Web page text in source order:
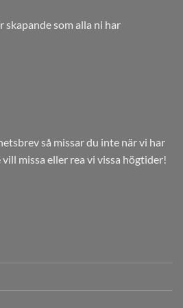
skapande som alla ni har
så missar du inte när vi har
missa eller rea vi vissa högtider!